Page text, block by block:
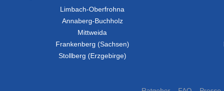
Limbach-Oberfrohna
Annaberg-Buchholz
Mittweida
Frankenberg (Sachsen)
Stollberg (Erzgebirge)